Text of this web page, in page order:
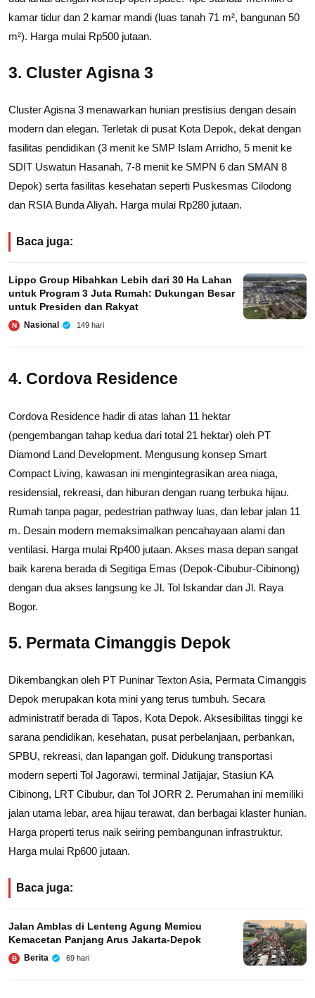
kamar tidur dan 2 kamar mandi (luas tanah 71 m², bangunan 50
m²). Harga mulai Rp500 jutaan.
3. Cluster Agisna 3
Cluster Agisna 3 menawarkan hunian prestisius dengan desain
modern dan elegan. Terletak di pusat Kota Depok, dekat dengan
fasilitas pendidikan (3 menit ke SMP Islam Arridho, 5 menit ke
SDIT Uswatun Hasanah, 7-8 menit ke SMPN 6 dan SMAN 8
Depok) serta fasilitas kesehatan seperti Puskesmas Cilodong
dan RSIA Bunda Aliyah. Harga mulai Rp280 jutaan.
Baca juga:
Lippo Group Hibahkan Lebih dari 30 Ha Lahan
untuk Program 3 Juta Rumah: Dukungan Besar
untuk Presiden dan Rakyat
N Nasional 149 hari
4. Cordova Residence
Cordova Residence hadir di atas lahan 11 hektar
(pengembangan tahap kedua dari total 21 hektar) oleh PT
Diamond Land Development. Mengusung konsep Smart
Compact Living, kawasan ini mengintegrasikan area niaga,
residensial, rekreasi, dan hiburan dengan ruang terbuka hijau.
Rumah tanpa pagar, pedestrian pathway luas, dan lebar jalan 11
m. Desain modern memaksimalkan pencahayaan alami dan
ventilasi. Harga mulai Rp400 jutaan. Akses masa depan sangat
baik karena berada di Segitiga Emas (Depok-Cibubur-Cibinong)
dengan dua akses langsung ke Jl. Tol Iskandar dan Jl. Raya
Bogor.
5. Permata Cimanggis Depok
Dikembangkan oleh PT Puninar Texton Asia, Permata Cimanggis
Depok merupakan kota mini yang terus tumbuh. Secara
administratif berada di Tapos, Kota Depok. Aksesibilitas tinggi ke
sarana pendidikan, kesehatan, pusat perbelanjaan, perbankan,
SPBU, rekreasi, dan lapangan golf. Didukung transportasi
modern seperti Tol Jagorawi, terminal Jatijajar, Stasiun KA
Cibinong, LRT Cibubur, dan Tol JORR 2. Perumahan ini memiliki
jalan utama lebar, area hijau terawat, dan berbagai klaster hunian.
Harga properti terus naik seiring pembangunan infrastruktur.
Harga mulai Rp600 jutaan.
Baca juga:
Jalan Amblas di Lenteng Agung Memicu
Kemacetan Panjang Arus Jakarta-Depok
B Berita 69 hari